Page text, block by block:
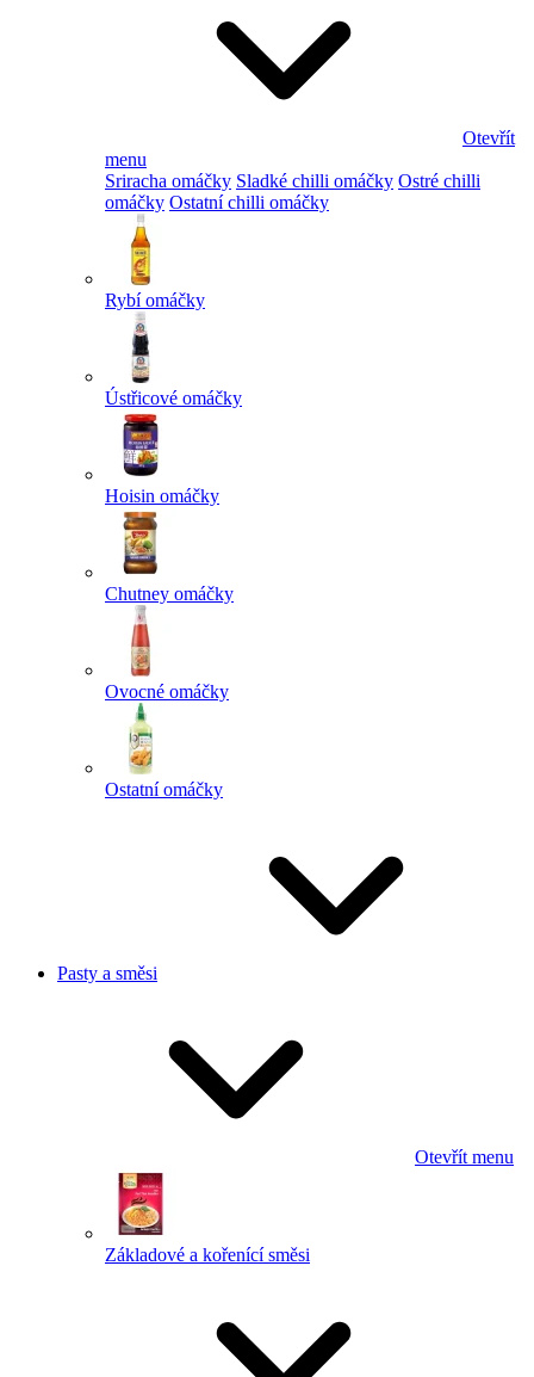
Otevřít
menu
Sriracha omáčky Sladké chilli omáčky Ostré chilli
omáčky Ostatní chilli omáčky
Rybí omáčky
Ústřicové omáčky
Hoisin omáčky
Chutney omáčky
Ovocné omáčky
Ostatní omáčky
Pasty a směsi
Otevřít menu
Základové a kořenící směsi